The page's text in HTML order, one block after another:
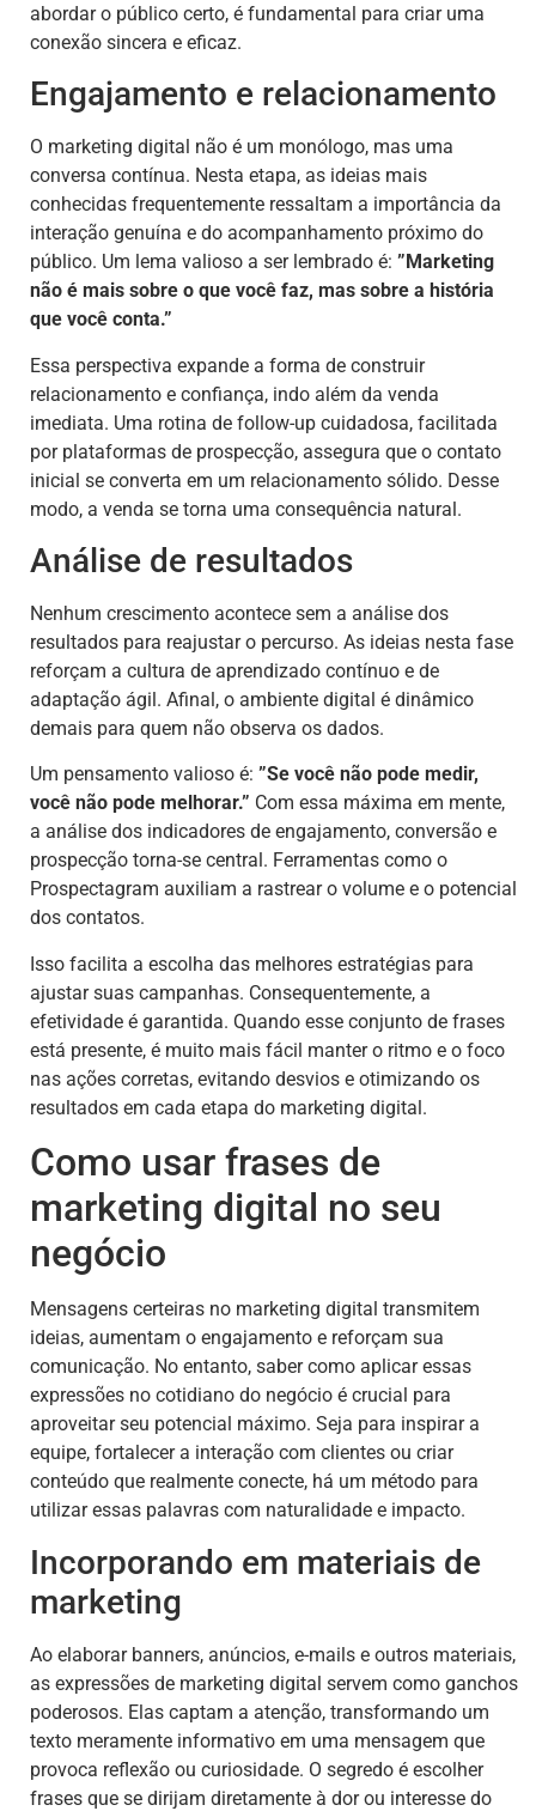
abordar o público certo, é fundamental para criar uma
conexão sincera e eficaz.
Engajamento e relacionamento
O marketing digital não é um monólogo, mas uma
conversa contínua. Nesta etapa, as ideias mais
conhecidas frequentemente ressaltam a importância da
interação genuína e do acompanhamento próximo do
público. Um lema valioso a ser lembrado é: ”Marketing
não é mais sobre o que você faz, mas sobre a história
que você conta.”
Essa perspectiva expande a forma de construir
relacionamento e confiança, indo além da venda
imediata. Uma rotina de follow-up cuidadosa, facilitada
por plataformas de prospecção, assegura que o contato
inicial se converta em um relacionamento sólido. Desse
modo, a venda se torna uma consequência natural.
Análise de resultados
Nenhum crescimento acontece sem a análise dos
resultados para reajustar o percurso. As ideias nesta fase
reforçam a cultura de aprendizado contínuo e de
adaptação ágil. Afinal, o ambiente digital é dinâmico
demais para quem não observa os dados.
Um pensamento valioso é: ”Se você não pode medir,
você não pode melhorar.” Com essa máxima em mente,
a análise dos indicadores de engajamento, conversão e
prospecção torna-se central. Ferramentas como o
Prospectagram auxiliam a rastrear o volume e o potencial
dos contatos.
Isso facilita a escolha das melhores estratégias para
ajustar suas campanhas. Consequentemente, a
efetividade é garantida. Quando esse conjunto de frases
está presente, é muito mais fácil manter o ritmo e o foco
nas ações corretas, evitando desvios e otimizando os
resultados em cada etapa do marketing digital.
Como usar frases de
marketing digital no seu
negócio
Mensagens certeiras no marketing digital transmitem
ideias, aumentam o engajamento e reforçam sua
comunicação. No entanto, saber como aplicar essas
expressões no cotidiano do negócio é crucial para
aproveitar seu potencial máximo. Seja para inspirar a
equipe, fortalecer a interação com clientes ou criar
conteúdo que realmente conecte, há um método para
utilizar essas palavras com naturalidade e impacto.
Incorporando em materiais de
marketing
Ao elaborar banners, anúncios, e-mails e outros materiais,
as expressões de marketing digital servem como ganchos
poderosos. Elas captam a atenção, transformando um
texto meramente informativo em uma mensagem que
provoca reflexão ou curiosidade. O segredo é escolher
frases que se dirijam diretamente à dor ou interesse do